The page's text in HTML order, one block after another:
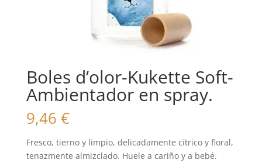
Boles d’olor-Kukette Soft-
Ambientador en spray.
9,46 €
Fresco, tierno y limpio, delicadamente cítrico y floral,
tenazmente almizclado. Huele a cariño y a bebé.